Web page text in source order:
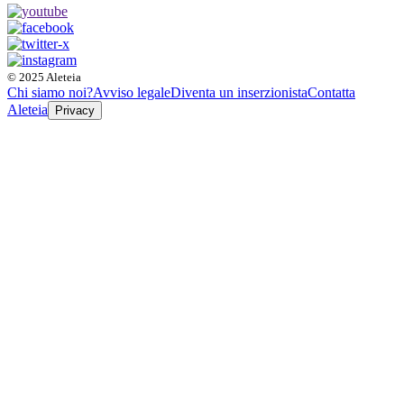
© 2025 Aleteia
Chi siamo noi?Avviso legaleDiventa un inserzionistaContatta
Aleteia
Privacy